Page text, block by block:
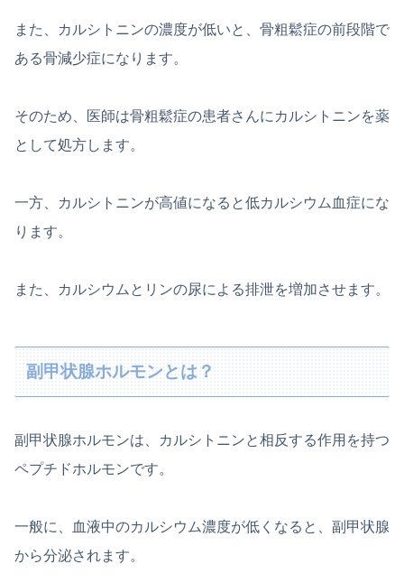
また、カルシトニンの濃度が低いと、骨粗鬆症の前段階で
ある骨減少症になります。
そのため、医師は骨粗鬆症の患者さんにカルシトニンを薬
として処方します。
一方、カルシトニンが高値になると低カルシウム血症にな
ります。
また、カルシウムとリンの尿による排泄を増加させます。
副甲状腺ホルモンとは？
副甲状腺ホルモンは、カルシトニンと相反する作用を持つ
ペプチドホルモンです。
一般に、血液中のカルシウム濃度が低くなると、副甲状腺
から分泌されます。